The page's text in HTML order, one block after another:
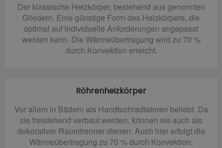
Der klassische Heizkörper, bestehend aus genormten
Gliedern. Eine günstige Form des Heizkörpers, die
optimal auf individuelle Anforderungen angepasst
werden kann. Die Wärmeübertragung wird zu 70 %
durch Konvektion erreicht.
Röhrenheizkörper
Vor allem in Bädern als Handtuchradiatoren beliebt. Da
sie freistehend verbaut werden, können sie auch als
dekorativer Raumtrenner dienen. Auch hier erfolgt die
Wärmeübertragung zu 70 % durch Konvektion.